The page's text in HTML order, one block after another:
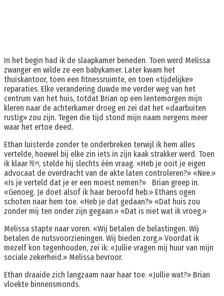
In het begin had ik de slaapkamer beneden. Toen werd Melissa
zwanger en wilde ze een babykamer. Later kwam het
thuiskantoor, toen een fitnessruimte, en toen «tijdelijke»
reparaties. Elke verandering duwde me verder weg van het
centrum van het huis, totdat Brian op een lentemorgen mijn
kleren naar de achterkamer droeg en zei dat het «daarbuiten
rustig» zou zijn. Tegen die tijd stond mijn naam nergens meer
waar het ertoe deed.
Ethan luisterde zonder te onderbreken terwijl ik hem alles
vertelde, hoewel bij elke zin iets in zijn kaak strakker werd. Toen
ik klaar ছিল, stelde hij slechts één vraag. «Heb je ooit je eigen
advocaat de overdracht van de akte laten controleren?» «Nee.»
«Is je verteld dat je er een moest nemen?» Brian greep in.
«Genoeg. Je doet alsof ik haar beroofd heb.» Ethans ogen
schoten naar hem toe. «Heb je dat gedaan?» «Dat huis zou
zonder mij ten onder zijn gegaan.» «Dat is niet wat ik vroeg.»
Melissa stapte naar voren. «Wij betalen de belastingen. Wij
betalen de nutsvoorzieningen. Wij bieden zorg.» Voordat ik
mezelf kon tegenhouden, zei ik: «Jullie vragen mij huur van mijn
sociale zekerheid.» Melissa bevroor.
Ethan draaide zich langzaam naar haar toe. «Jullie wat?» Brian
vloekte binnensmonds.